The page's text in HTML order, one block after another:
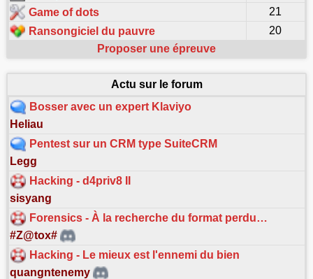
Game of dots
21
Ransongiciel du pauvre
20
Proposer une épreuve
Actu sur le forum
Bosser avec un expert Klaviyo
Heliau
Pentest sur un CRM type SuiteCRM
Legg
Hacking - d4priv8 II
sisyang
Forensics - À la recherche du format perdu…
#Z@tox#
Hacking - Le mieux est l'ennemi du bien
quangntenemy